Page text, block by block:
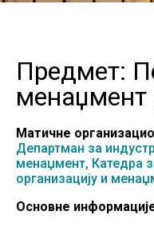
Предмет:
менаџмент
Матичне
Департман за
менаџмент, Катедра
организацију и
Основне